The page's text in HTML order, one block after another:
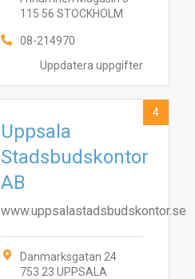
Uppdatera uppgifter
115 56 STOCKHOLM
08-214970
Uppsala
Stadsbudskontor
AB
www.uppsalastadsbudskontor.se
Danmarksgatan 24
753 23 UPPSALA
4